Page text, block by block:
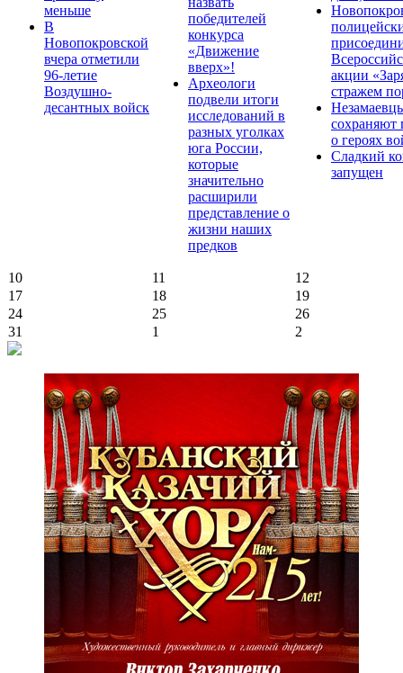
меньше
В
Новопокровской
вчера отметили
96-летие
Воздушно-
десантных войск
победителей
конкурса
«Движение
вверх»!
Археологи
подвели итоги
исследований в
разных уголках
юга России,
которые
значительно
расширили
представление о
жизни наших
предков
акции
стражем
сохраняют
о героях
Сладкий
запущен
10 11
12
17
18
19
24
25
26
31
1 2